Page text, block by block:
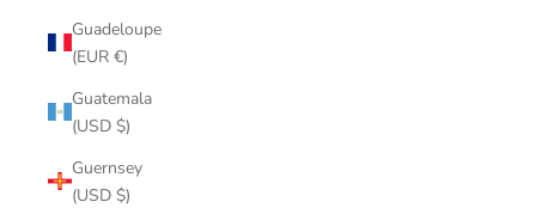
Guadeloupe
(EUR €)
Guatemala
(USD $)
Guernsey
(USD $)